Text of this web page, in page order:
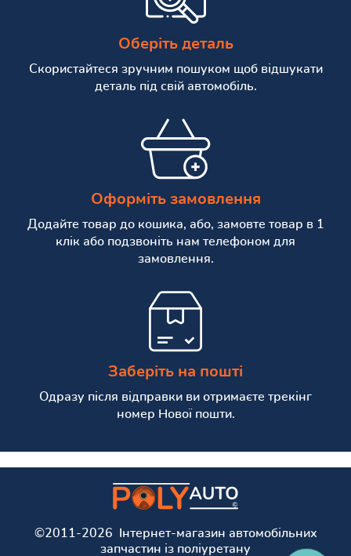
Оберіть деталь
Скористайтеся зручним пошуком щоб відшукати
деталь під свій автомобіль.
Оформіть замовлення
Додайте товар до кошика, або, замовте товар в 1
клік або подзвоніть нам телефоном для
замовлення.
Заберіть на пошті
Одразу після відправки ви отримаєте трекінг
номер Нової пошти.
©2011-2026 Інтернет-магазин автомобільних
запчастин із поліуретану